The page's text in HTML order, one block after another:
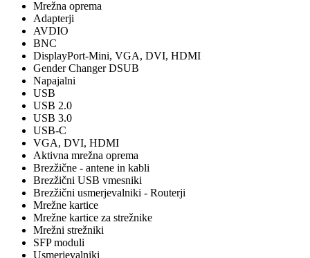
Mrežna oprema
Adapterji
AVDIO
BNC
DisplayPort-Mini, VGA, DVI, HDMI
Gender Changer DSUB
Napajalni
USB
USB 2.0
USB 3.0
USB-C
VGA, DVI, HDMI
Aktivna mrežna oprema
Brezžične - antene in kabli
Brezžični USB vmesniki
Brezžični usmerjevalniki - Routerji
Mrežne kartice
Mrežne kartice za strežnike
Mrežni strežniki
SFP moduli
Usmerjevalniki